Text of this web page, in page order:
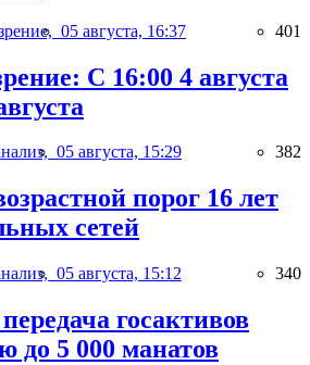
05 августа, 16:37 401
С 16:00 4 августа
05 августа, 15:29 382
порог 16 лет
сетей
05 августа, 15:12 340
госактивов
до 5 000 манатов